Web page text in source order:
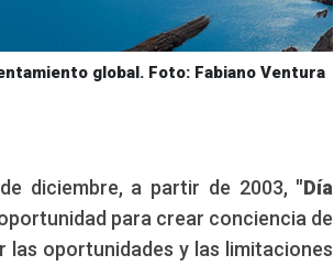
global. Foto: Fabiano Ventura
diciembre, a partir de 2003,"Día
para crear conciencia de
las oportunidades y las limitaciones